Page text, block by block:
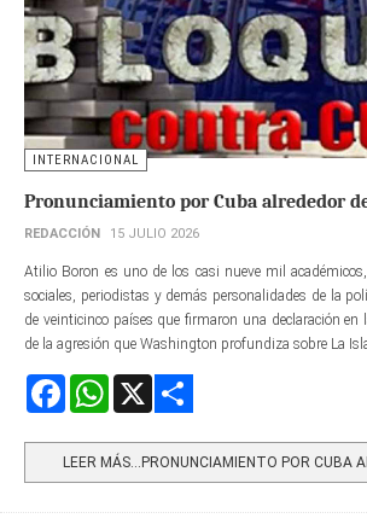
INTERNACIONAL
Pronunciamiento por Cuba alrededor
REDACCIÓN 15 JULIO 2026
Atilio Boron es uno de los casi nueve mil
sociales, periodistas y demás personalidades de la
de veinticinco países que firmaron una declaración en
de la agresión que Washington profundiza sobre La
FacebookWhatsApp
LEER MÁS…PRONUNCIAMIENTO POR CUBA